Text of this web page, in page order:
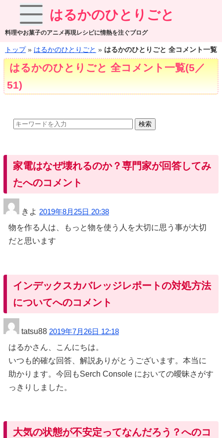
はるかのひとりごと
料理やお菓子のアニメ再現レシピに情熱を注ぐブログ
トップ» はるかのひとりごと » はるかのひとりごと 全コメント一覧
はるかのひとりごと 全コメント一覧(5／
51)
検索
家電はなぜ壊れるのか？専門家が回答してみ
たへのコメント
きよ 2019年8月25日 20:38
物を作る人は、もっと物を使う人を大切に思う事が大切
だと思います
インデックスカバレッジレポートの対処方法
についてへのコメント
tatsu88 2019年7月26日 12:18
はるかさん、こんにちは。
いつも的確な回答、解説ありがとうございます。本当に
助かります。今回もSerch Console においての曖昧さがす
っきりしました。
大気の状態が不安定ってなんだろう？へのコ